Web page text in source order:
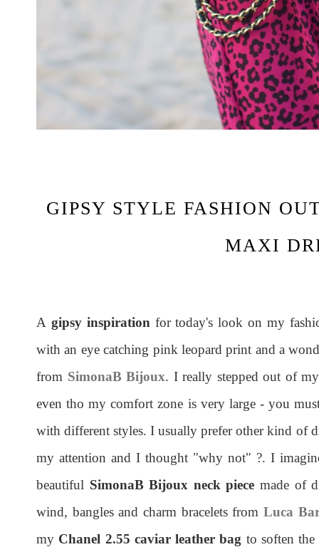
GIPSY STYLE FASHION
MAXI
A gipsy inspiration for today's look on my
with an eye catching pink leopard print and a
from SimonaB Bijoux. I really stepped out of
even tho my comfort zone is very large - you
with different styles. I usually prefer other kind of
my attention and I thought "why not" ?. I
beautiful SimonaB Bijoux neck piece made of
wind, bangles and charm bracelets fromLuca
my Chanel 2.55 caviar leather bag to soften